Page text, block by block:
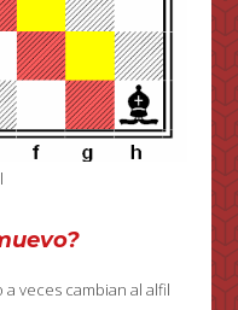
veces cambian al alfil